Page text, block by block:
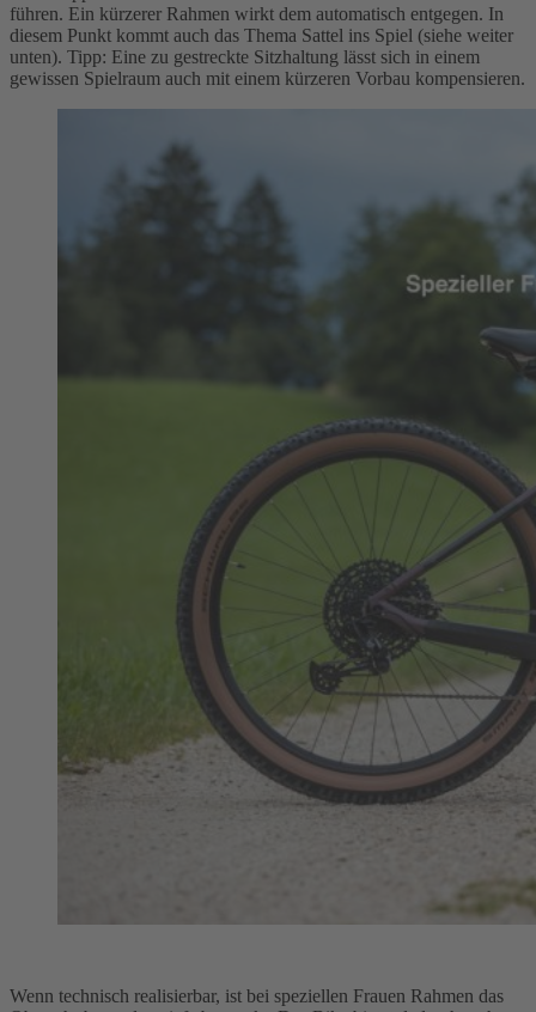
führen. Ein kürzerer Rahmen wirkt dem automatisch entgegen. In
diesem Punkt kommt auch das Thema Sattel ins Spiel (siehe weiter
unten). Tipp: Eine zu gestreckte Sitzhaltung lässt sich in einem
gewissen Spielraum auch mit einem kürzeren Vorbau kompensieren.
Wenn technisch realisierbar, ist bei speziellen Frauen Rahmen das